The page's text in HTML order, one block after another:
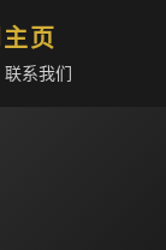
页
联系我们